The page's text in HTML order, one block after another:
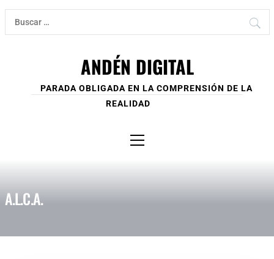
Ir
contenido
Buscar:
ANDÉN DIGITAL
PARADA OBLIGADA EN LA COMPRENSIÓN DE LA
REALIDAD
principal
A.L.C.A.